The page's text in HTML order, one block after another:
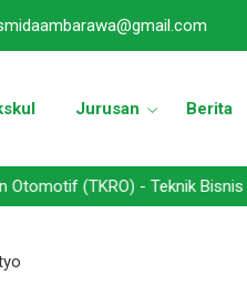
Jurusan Berita
(TKRO) - Teknik